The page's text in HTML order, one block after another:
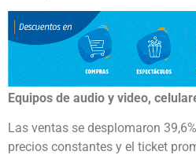
Equipos de audio y video,
Las ventas se desplomaron
precios constantes y el ticket